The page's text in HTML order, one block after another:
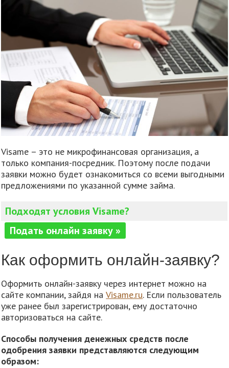
Visame – это не микрофинансовая организация, а
только компания-посредник. Поэтому после подачи
заявки можно будет ознакомиться со всеми выгодными
предложениями по указанной сумме займа.
Подходят условия Visame?
Подать онлайн заявку »
Как оформить онлайн-заявку?
Оформить онлайн-заявку через интернет можно на
сайте компании, зайдя наVisame.ru. Если пользователь
уже ранее был зарегистрирован, ему достаточно
авторизоваться на сайте.
Способы получения денежных средств после
одобрения заявки представляются следующим
образом: